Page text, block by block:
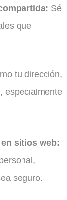
Sé
que
tu dirección,
especialmente
sitios web:
seguro.